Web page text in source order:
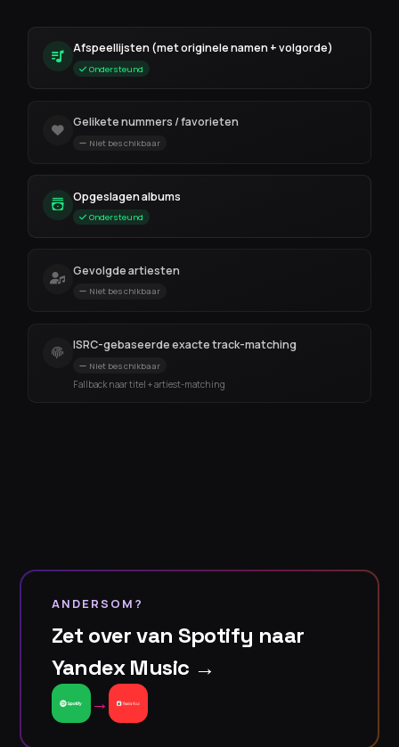
Afspeellijsten (met originele namen + volgorde)
Ondersteund
Gelikete nummers / favorieten
Niet beschikbaar
Opgeslagen albums
Ondersteund
Gevolgde artiesten
Niet beschikbaar
ISRC-gebaseerde exacte track-matching
Niet beschikbaar
Fallback naar titel + artiest-matching
ANDERSOM?
Zet over van Spotify naar
Yandex Music →
→